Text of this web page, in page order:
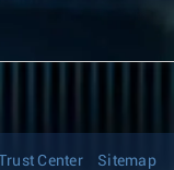
Trust Center Sitemap